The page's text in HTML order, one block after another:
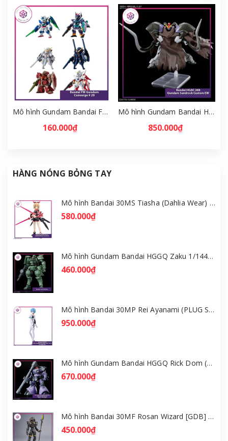
Mô hình Gundam Bandai FW Gundam Converge # 29 Full Set [GDB] [FCH]
160.000₫
Mô hình Gundam Bandai HGAC 268 Gundam Sandrock Custom EW [GDB] [BHG]
850.000₫
HÀNG NÓNG BỎNG TAY
Mô hình Bandai 30MS Tiasha (Dahlia Wear) [Color B] [GDB] [30MS]
580.000₫
Mô hình Gundam Bandai HGGQ Zaku 1/144 – MSG GQuuuuuuX [GDB] [BHG]
460.000₫
Mô hình Bandai 30MP Rei Ayanami (PLUG SUIT Ver.) – Evangelion [GDB] [30MP]
950.000₫
Mô hình Gundam Bandai HGGQ Rick Dom (Gaia / Ortega) 1/144 [GDB] [BHG]
670.000₫
Mô hình Bandai 30MF Rosan Wizard [GDB] [30MF]
450.000₫